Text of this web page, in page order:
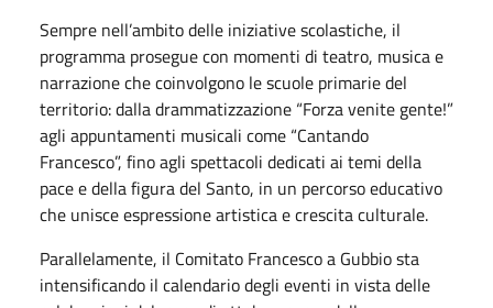
Sempre nell’ambito delle iniziative scolastiche, il
programma prosegue con momenti di teatro, musica e
narrazione che coinvolgono le scuole primarie del
territorio: dalla drammatizzazione “Forza venite gente!”
agli appuntamenti musicali come “Cantando
Francesco”, fino agli spettacoli dedicati ai temi della
pace e della figura del Santo, in un percorso educativo
che unisce espressione artistica e crescita culturale.
Parallelamente, il Comitato Francesco a Gubbio sta
intensificando il calendario degli eventi in vista delle